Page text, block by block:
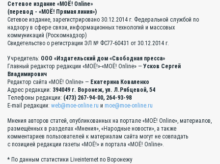
Сетевое издание «МОЁ! Online»
(перевод - «МОЁ! Прямая линия»)
Сетевое издание, зарегистрировано 30.12.2014 г. Федеральной службой по
надзору в сфере связи, информационных технологий и массовых
коммуникаций (Роскомнадзор)
Свидетельство о регистрации ЭЛ № ФС77-60431 от 30.12.2014 г.
Учредитель: ООО «Издательский дом «Свободная пресса»
Главный редактор редакции «МОЁ!»-«МОЁ! Online» — Усков Сергей
Владимирович
Редактор сайта «МОЁ! Online» — Екатерина Коваленко
Адрес редакции: 394049 г. Воронеж, ул. Л.Рябцевой, 54
Телефоны редакции: (473) 267-94-00, 264-93-98
E-mail редакции: web@moe-online.ru и moe@moe-online.ru
Мнения авторов статей, опубликованных на портале «МОЁ! Online», материалов,
размещённых в разделах «Мнения», «Народные новости», а также
комментариев пользователей к материалам сайта могут не совпадать
с позицией редакции газеты «МОЁ!» и портала «МОЁ! Online».
* По данным статистики Liveinternet по Воронежу